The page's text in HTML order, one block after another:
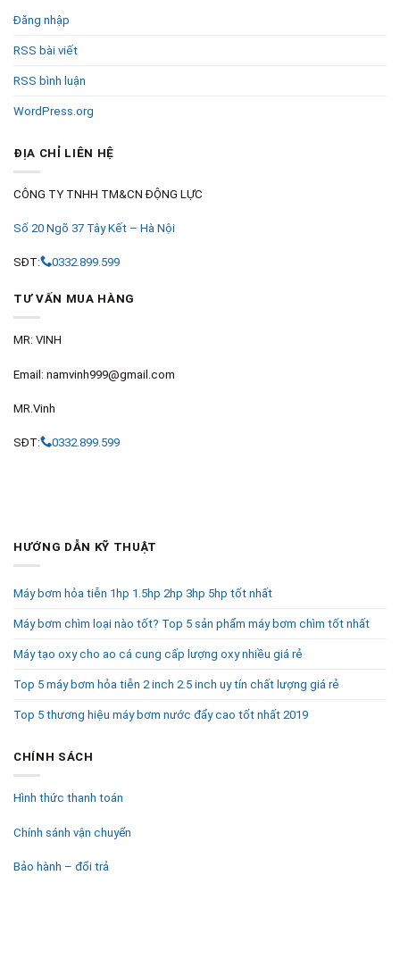
Đăng nhập
RSS bài viết
RSS bình luận
WordPress.org
ĐỊA CHỈ LIÊN HỆ
CÔNG TY TNHH TM&CN ĐỘNG LỰC
Số 20 Ngõ 37 Tây Kết – Hà Nội
SĐT: 0332.899.599
TƯ VẤN MUA HÀNG
MR: VINH
Email: namvinh999@gmail.com
MR.Vinh
SĐT: 0332.899.599
HƯỚNG DẪN KỸ THUẬT
Máy bơm hỏa tiễn 1hp 1.5hp 2hp 3hp 5hp tốt nhất
Máy bơm chìm loại nào tốt? Top 5 sản phẩm máy bơm chìm tốt nhất
Máy tạo oxy cho ao cá cung cấp lượng oxy nhiều giá rẻ
Top 5 máy bơm hỏa tiễn 2 inch 2.5 inch uy tín chất lượng giá rẻ
Top 5 thương hiệu máy bơm nước đẩy cao tốt nhất 2019
CHÍNH SÁCH
Hình thức thanh toán
Chính sánh vận chuyển
Bảo hành – đổi trả